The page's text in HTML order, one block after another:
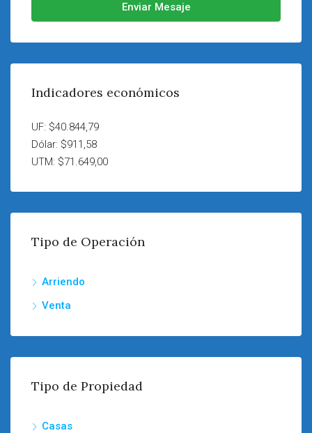
Enviar Mesaje
Indicadores económicos
UF: $40.844,79
Dólar: $911,58
UTM: $71.649,00
Tipo de Operación
Arriendo
Venta
Tipo de Propiedad
Casas